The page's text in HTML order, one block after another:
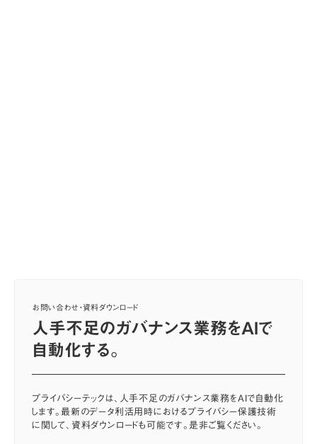
お問い合わせ・資料ダウンロード
人手不足のガバナンス業務をAIで
自動化する。
プライバシーテックは、人手不足のガバナンス業務をAIで自動化
します。最新のデータ利活用時におけるプライバシー保護技術
に関して、資料ダウンロードも可能です。是非ご覧ください。